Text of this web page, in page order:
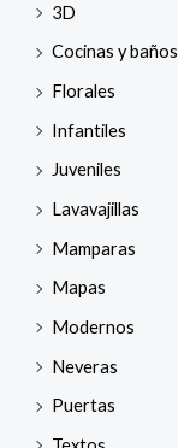
3D
Cocinas y baños
Florales
Infantiles
Juveniles
Lavavajillas
Mamparas
Mapas
Modernos
Neveras
Puertas